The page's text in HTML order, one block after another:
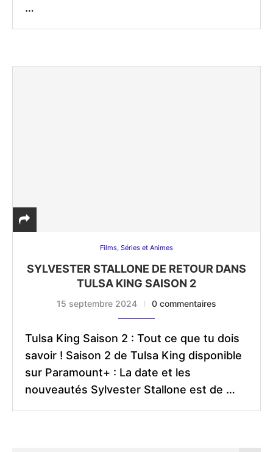
…
Films, Séries et Animes
SYLVESTER STALLONE DE RETOUR DANS
TULSA KING SAISON 2
15 septembre 2024 0 commentaires
Tulsa King Saison 2 : Tout ce que tu dois
savoir ! Saison 2 de Tulsa King disponible
sur Paramount+ : La date et les
nouveautés Sylvester Stallone est de …